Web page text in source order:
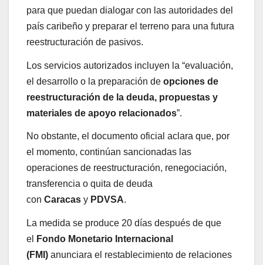
para que puedan dialogar con las autoridades del
país caribeño y preparar el terreno para una futura
reestructuración de pasivos.
Los servicios autorizados incluyen la “evaluación,
el desarrollo o la preparación de opciones de
reestructuración de la deuda, propuestas y
materiales de apoyo relacionados”.
No obstante, el documento oficial aclara que, por
el momento, continúan sancionadas las
operaciones de reestructuración, renegociación,
transferencia o quita de deuda
con Caracas y PDVSA.
La medida se produce 20 días después de que
el
Fondo Monetario Internacional
(FMI) anunciara el restablecimiento de relaciones